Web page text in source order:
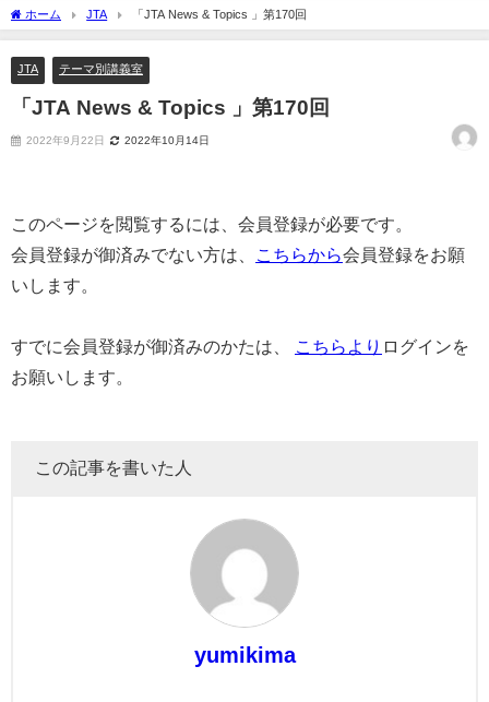
ホーム JTA 「JTA News & Topics 」第170回
JTA テーマ別講義室
「JTA News & Topics 」第170回
2022年9月22日 2022年10月14日
このページを閲覧するには、会員登録が必要です。
会員登録が御済みでない方は、
こちらから会員登録をお願
いします。
すでに会員登録が御済みのかたは、 こちらより ログインを
お願いします。
この記事を書いた人
yumikima